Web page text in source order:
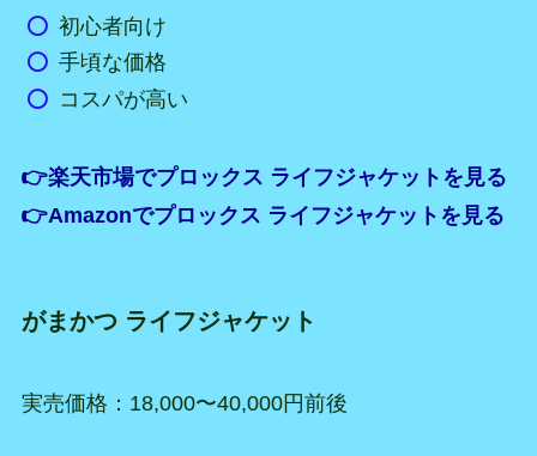
初心者向け
手頃な価格
コスパが高い
👉楽天市場でプロックス ライフジャケットを見る
👉Amazonでプロックス ライフジャケットを見る
がまかつ ライフジャケット
実売価格：18,000〜40,000円前後